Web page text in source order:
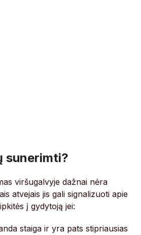
sunerimti?
viršugalvyje dažnai nėra
atvejais jis gali signalizuoti apie
į gydytoją jei:
staiga ir yra pats stipriausias